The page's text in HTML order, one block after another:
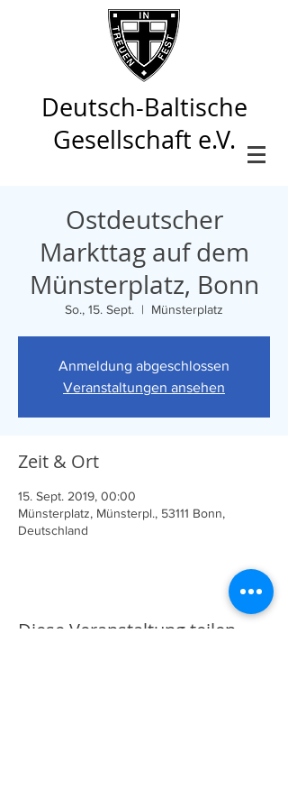
Deutsch-Baltische
Gesellschaft e.V.
Ostdeutscher
Markttag auf dem
Münsterplatz, Bonn
So., 15. Sept.
  |
Münsterplatz
Anmeldung abgeschlossen
Veranstaltungen ansehen
Zeit & Ort
15. Sept. 2019, 00:00
Münsterplatz, Münsterpl., 53111 Bonn,
Deutschland
Diese Veranstaltung teilen